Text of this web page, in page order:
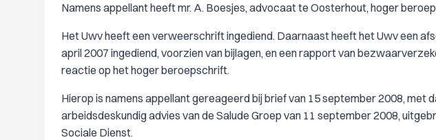
Namens appellant heeft mr. A. Boesjes, advocaat te Oosterhout, hoger
Het Uwv heeft een verweerschrift ingediend. Daarnaast heeft het Uwv een
april 2007 ingediend, voorzien van bijlagen, en een rapport van
reactie op het hoger beroepschrift.
Hierop is namens appellant gereageerd bij brief van 15 september 2008, met
arbeidsdeskundig advies van de Salude Groep van 11 september 2008,
Sociale Dienst.